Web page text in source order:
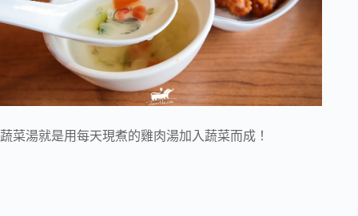
蔬菜湯就是用每天現煮的雞肉湯加入蔬菜而成！